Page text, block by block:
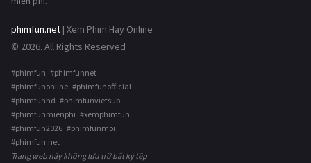
phimfun.net | Xem Phim Hay Online
© 2026. All Rights Reserved
#phimfun #phimfunnet
#phimfunonline #phimfunofficial
#phimfunhd #phimfunvietsub
#phimfunmienphi #xemphimfun
#phimfun2026 #phimfunmoi
#phimfun.net
Trang web này không lưu trữ bất kỳ tệp